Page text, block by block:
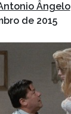
Ângelo
de 2015